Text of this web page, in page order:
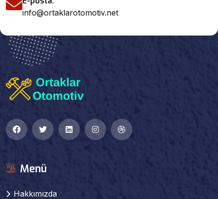
info@ortaklarotomotiv.net
Menü
Hakkımızda